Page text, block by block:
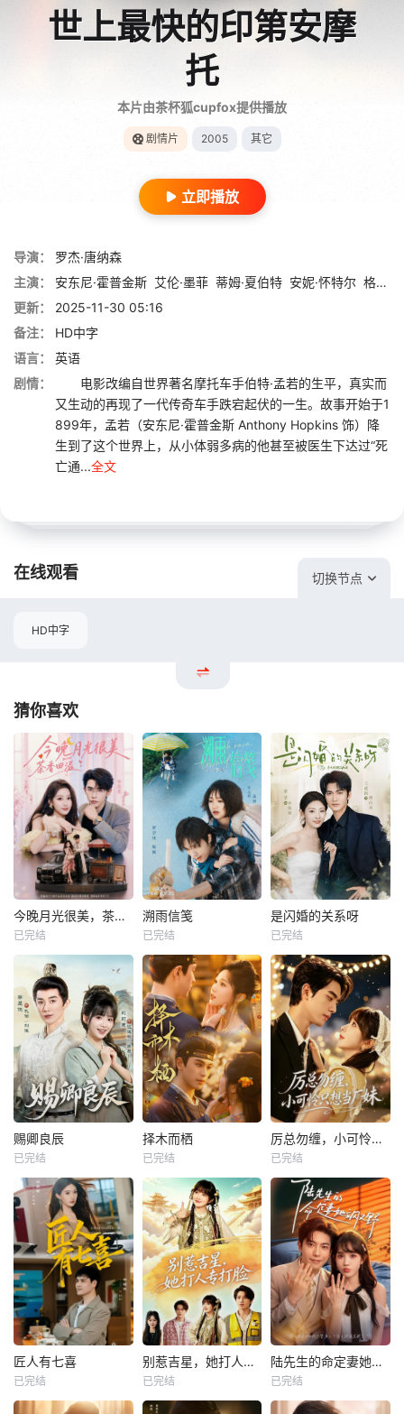
世上最快的印第安摩
托
本片由茶杯狐cupfox提供播放
剧情片 2005 其它
立即播放
导演：
罗杰·唐纳森
主演：
安东尼·霍普金斯 艾伦·墨菲 蒂姆·夏伯特 安妮·怀特尔 格雷格·约翰逊
更新：
2025-11-30 05:16
备注：
HD中字
语言：
英语
剧情：
电影改编自世界著名摩托车手伯特·孟若的生平，真实而
又生动的再现了一代传奇车手跌宕起伏的一生。故事开始于1
899年，孟若（安东尼·霍普金斯 Anthony Hopkins 饰）降
生到了这个世界上，从小体弱多病的他甚至被医生下达过“死
亡通...全文
在线观看 切换节点
HD中字
猜你喜欢
今晚月光很美，茶香四溢
已完结
溯雨信笺
已完结
是闪婚的关系呀
已完结
赐卿良辰
已完结
择木而栖
已完结
厉总勿缠，小可怜只想当厂妹
已完结
匠人有七喜
已完结
别惹吉星，她打人专打脸
已完结
陆先生的命定妻她飒又野
已完结